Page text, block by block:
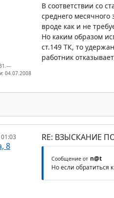
04.07.2008
В соответствии со
среднего
вроде как и не
Но каким образом
ст.149 ТК, то
работник
8
RE: ВЗЫСКАНИЕ
Сообщение от n@t
Но если обратиться